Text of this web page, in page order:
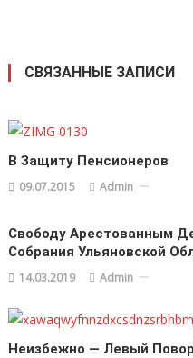
СВЯЗАННЫЕ ЗАПИСИ
В Защиту Пенсионеров
09.07.2015 Admin
Свободу Арестованным
Собрания Ульяновской
14.03.2019 Admin
Неизбежно — Левый